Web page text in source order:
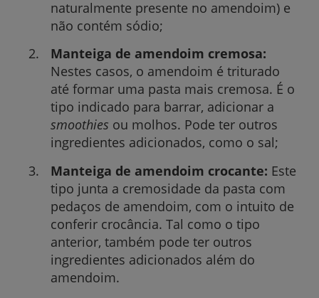
naturalmente presente no amendoim) e
não contém sódio;
Manteiga de amendoim cremosa:
Nestes casos, o amendoim é triturado
até formar uma pasta mais cremosa. É o
tipo indicado para barrar, adicionar a
smoothies ou molhos. Pode ter outros
ingredientes adicionados, como o sal;
Manteiga de amendoim crocante: Este
tipo junta a cremosidade da pasta com
pedaços de amendoim, com o intuito de
conferir crocância. Tal como o tipo
anterior, também pode ter outros
ingredientes adicionados além do
amendoim.